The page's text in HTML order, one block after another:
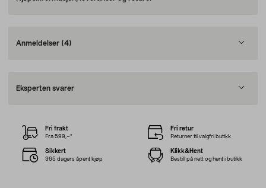
Anmeldelser (4)
Eksperten svarer
Fri frakt
Fra 599,–*
Fri retur
Returner til valgfri butikk
Sikkert
365 dagers åpent kjøp
Klikk&Hent
Bestill på nett og hent i butikk